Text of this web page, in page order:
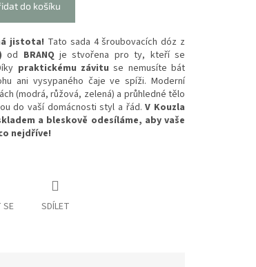
do košíku
jistota! Tato sada 4 šroubovacích dóz z
od BRANQ je stvořena pro ty, kteří se
praktickému závitu se nemusíte bát
ani vysypaného čaje ve spíži. Moderní
(modrá, růžová, zelená) a průhledné tělo
do vaší domácnosti styl a řád. V Kouzla
a bleskově odesíláme, aby vaše
nejdříve!
SE SDÍLET